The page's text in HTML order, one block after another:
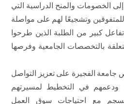
الخصومات والمنح الدراسية التي
وتشجيعًا لهم على مواصلة
كبير من الطلبة الذين طرحوا
بالتخصصات الجامعية وفرصها
الفجيرة على تعزيز التواصل
ودعمهم في التخطيط لمسيرتهم
ينسجم مع احتياجات سوق العمل